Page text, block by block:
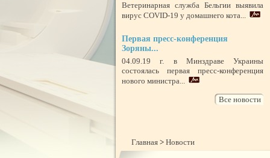
Банки пуповинной крови в
Главное во внедрении заместительной
Внимание, грибы!
Подкомитет ООН по недопущению
Ветеринарная служба Бельгии выявила
вирус COVID-19 у домашнего кота...
Первая пресс-конференция
Зоряны...
04.09.19 г. в Минздраве Украины
состоялась первая пресс-конференция
нового министра...
Все новости
Главная > Новости